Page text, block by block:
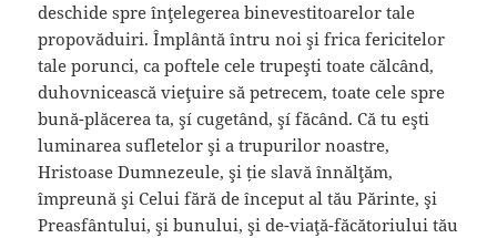
deschide spre înţelegerea binevestitoarelor tale
propovăduiri. Împlântă întru noi şi frica fericitelor
tale porunci, ca poftele cele trupeşti toate călcând,
duhovnicească vieţuire să petrecem, toate cele spre
bună-plăcerea ta, şí cugetând, şí făcând. Că tu eşti
luminarea sufletelor şi a trupurilor noastre,
Hristoase Dumnezeule, şi ție slavă înnălţăm,
împreună şi Celui fără de început al tău Părinte, şi
Preasfântului, şi bunului, şi de-viaţă-făcătoriului tău